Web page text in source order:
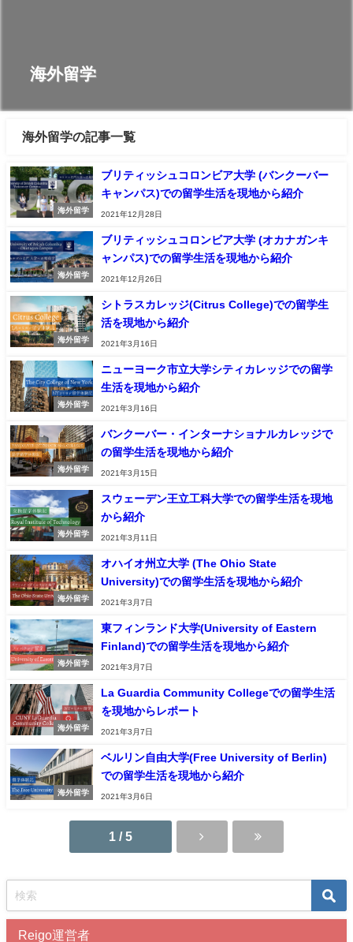
海外留学
海外留学の記事一覧
海外留学
ブリティッシュコロンビア大学 (バンクーバー
キャンパス)での留学生活を現地から紹介
2021年12月28日
海外留学
ブリティッシュコロンビア大学 (オカナガンキ
ャンパス)での留学生活を現地から紹介
2021年12月26日
海外留学
シトラスカレッジ(Citrus College)での留学生
活を現地から紹介
2021年3月16日
海外留学
ニューヨーク市立大学シティカレッジでの留学
生活を現地から紹介
2021年3月16日
海外留学
バンクーバー・インターナショナルカレッジで
の留学生活を現地から紹介
2021年3月15日
海外留学
スウェーデン王立工科大学での留学生活を現地
から紹介
2021年3月11日
海外留学
オハイオ州立大学 (The Ohio State
University)での留学生活を現地から紹介
2021年3月7日
海外留学
東フィンランド大学(University of Eastern
Finland)での留学生活を現地から紹介
2021年3月7日
海外留学
La Guardia Community Collegeでの留学生活
を現地からレポート
2021年3月7日
海外留学
ベルリン自由大学(Free University of Berlin)
での留学生活を現地から紹介
2021年3月6日
1 / 5
Reigo運営者